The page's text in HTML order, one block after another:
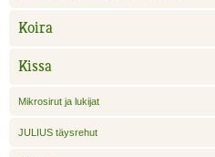
Koira
Kissa
Mikrosirut ja lukijat
JULIUS täysrehut